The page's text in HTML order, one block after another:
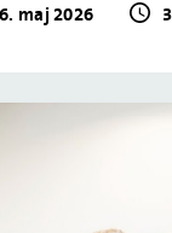
maj 2026